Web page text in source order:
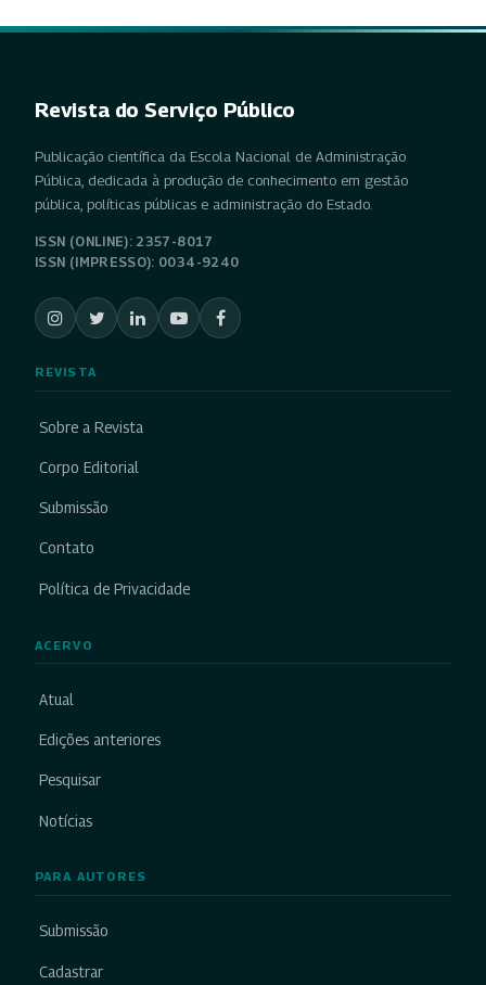
Revista do Serviço Público
Publicação científica da Escola Nacional de Administração
Pública, dedicada à produção de conhecimento em gestão
pública, políticas públicas e administração do Estado.
ISSN (ONLINE): 2357-8017
ISSN (IMPRESSO): 0034-9240
REVISTA
Sobre a Revista
Corpo Editorial
Submissão
Contato
Política de Privacidade
ACERVO
Atual
Edições anteriores
Pesquisar
Notícias
PARA AUTORES
Submissão
Cadastrar